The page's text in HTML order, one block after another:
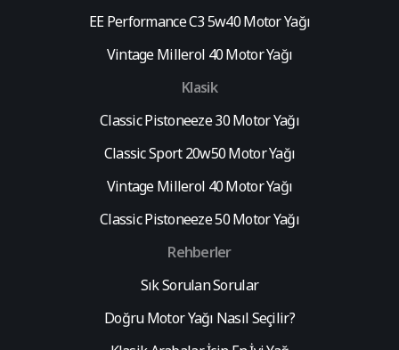
EE Performance C3 5w40 Motor Yağı
Vintage Millerol 40 Motor Yağı
Klasik
Classic Pistoneeze 30 Motor Yağı
Classic Sport 20w50 Motor Yağı
Vintage Millerol 40 Motor Yağı
Classic Pistoneeze 50 Motor Yağı
Rehberler
Sık Sorulan Sorular
Doğru Motor Yağı Nasıl Seçilir?